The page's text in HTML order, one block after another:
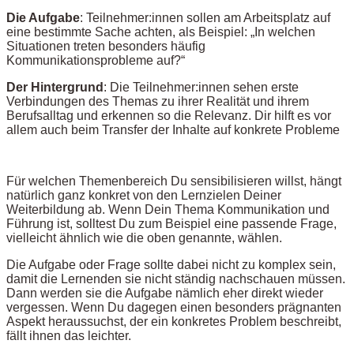
Die Aufgabe: Teilnehmer:innen sollen am Arbeitsplatz auf
eine bestimmte Sache achten, als Beispiel: „In welchen
Situationen treten besonders häufig
Kommunikationsprobleme auf?“
Der Hintergrund : Die Teilnehmer:innen sehen erste
Verbindungen des Themas zu ihrer Realität und ihrem
Berufsalltag und erkennen so die Relevanz. Dir hilft es vor
allem auch beim Transfer der Inhalte auf konkrete Probleme
Für welchen Themenbereich Du sensibilisieren willst, hängt
natürlich ganz konkret von den Lernzielen Deiner
Weiterbildung ab. Wenn Dein Thema Kommunikation und
Führung ist, solltest Du zum Beispiel eine passende Frage,
vielleicht ähnlich wie die oben genannte, wählen.
Die Aufgabe oder Frage sollte dabei nicht zu komplex sein,
damit die Lernenden sie nicht ständig nachschauen müssen.
Dann werden sie die Aufgabe nämlich eher direkt wieder
vergessen. Wenn Du dagegen einen besonders prägnanten
Aspekt heraussuchst, der ein konkretes Problem beschreibt,
fällt ihnen das leichter.